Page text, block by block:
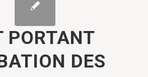
PORTANT
DES